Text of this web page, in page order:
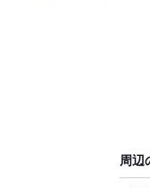
周辺